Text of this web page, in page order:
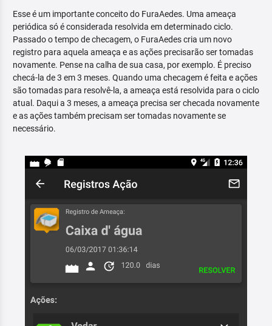
Esse é um importante conceito do FuraAedes. Uma ameaça
periódica só é considerada resolvida em determinado ciclo.
Passado o tempo de checagem, o FuraAedes cria um novo
registro para aquela ameaça e as ações precisarão ser tomadas
novamente. Pense na calha de sua casa, por exemplo. É preciso
checá-la de 3 em 3 meses. Quando uma checagem é feita e ações
são tomadas para resolvê-la, a ameaça está resolvida para o ciclo
atual. Daqui a 3 meses, a ameaça precisa ser checada novamente
e as ações também precisam ser tomadas novamente se
necessário.